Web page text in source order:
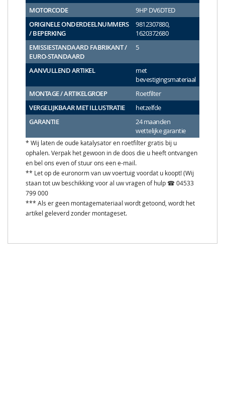
MOTORCODE
9HP DV6DTED
ORIGINELE ONDERDEELNUMMERS
/ BEPERKING
9812307880,
1620372680
EMISSIESTANDAARD FABRIKANT /
EURO-STANDAARD
5
AANVULLEND ARTIKEL
met
bevestigingsmateriaal
MONTAGE / ARTIKELGROEP
Roetfilter
VERGELIJKBAAR MET ILLUSTRATIE
hetzelfde
GARANTIE
24 maanden
wettelijke garantie
* Wij laten de oude katalysator en roetfilter gratis bij u
ophalen. Verpak het gewoon in de doos die u heeft ontvangen
en bel ons even of stuur ons een e-mail.
** Let op de euronorm van uw voertuig voordat u koopt! (Wij
staan tot uw beschikking voor al uw vragen of hulp ☎ 04533
799 000
*** Als er geen montagemateriaal wordt getoond, wordt het
artikel geleverd zonder montageset.